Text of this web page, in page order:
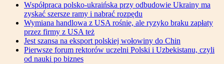
Współpraca polsko-ukraińska przy odbudowie Ukrainy ma
zyskać szersze ramy i nabrać rozpędu
Wymiana handlowa z USA rośnie, ale ryzyko braku zapłaty
przez firmy z USA też
Jest szansa na eksport polskiej wołowiny do Chin
Pierwsze forum rektorów uczelni Polski i Uzbekistanu, czyli
od nauki po biznes